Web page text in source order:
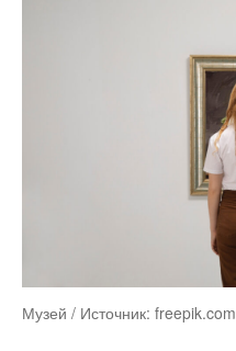
Музей / Источник: freepik.com